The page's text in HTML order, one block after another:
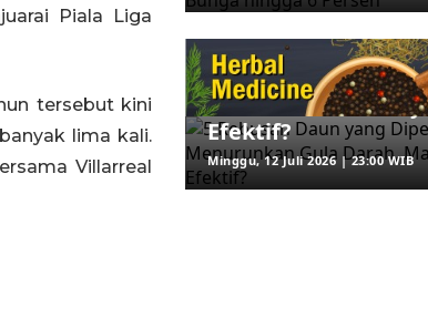
Piala Liga
tersebut kini
lima kali.
Villarreal
5 Rebusan Daun
Dipercaya Bantu
Gula Darah, Mana
Efektif?
Minggu, 12 Juli 2026 | 23:00 WIB